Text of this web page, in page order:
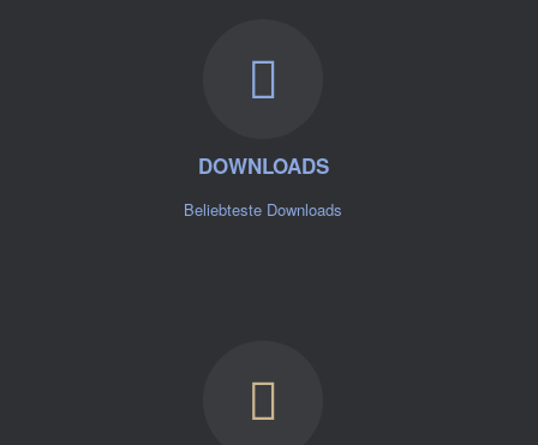
DOWNLOADS
Beliebteste Downloads